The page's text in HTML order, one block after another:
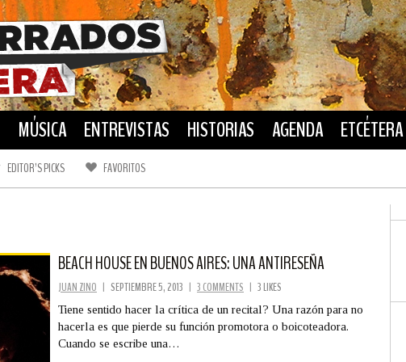
MÚSICA ENTREVISTAS HISTORIAS AGENDA ETCÉTERA
EDITOR’S PICKS FAVORITOS
BEACH HOUSE EN BUENOS AIRES: UNA ANTIRESEÑA
JUAN ZINO | SEPTIEMBRE 5, 2013 | 3 COMMENTS | 3 LIKES
Tiene sentido hacer la crítica de un recital? Una razón para no
hacerla es que pierde su función promotora o boicoteadora.
Cuando se escribe una…